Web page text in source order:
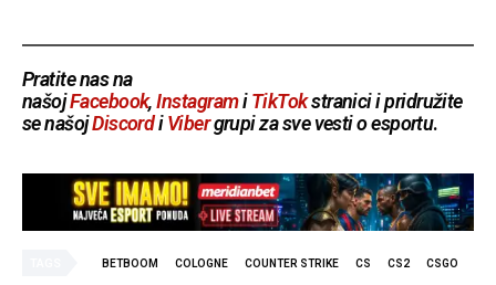
Pratite nas na
našojFacebook,InstagramiTikTokstranici i pridružite
se našojDiscordiVibergrupi za sve vesti o esportu.
BETBOOM COLOGNE COUNTER STRIKE CS CS2 CSGO